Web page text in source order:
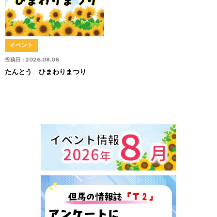
投稿日 : 2026.08.06
イベント
たんとう ひまわりまつり